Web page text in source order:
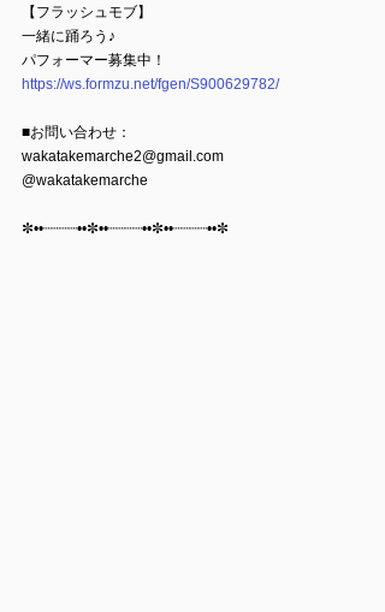
【フラッシュモブ】
一緒に踊ろう♪
パフォーマー募集中！
https://ws.formzu.net/fgen/S900629782/
■お問い合わせ：
wakatakemarche2@gmail.com
@wakatakemarche
✼••┈┈┈┈••✼••┈┈┈┈••✼••┈┈┈┈••✼